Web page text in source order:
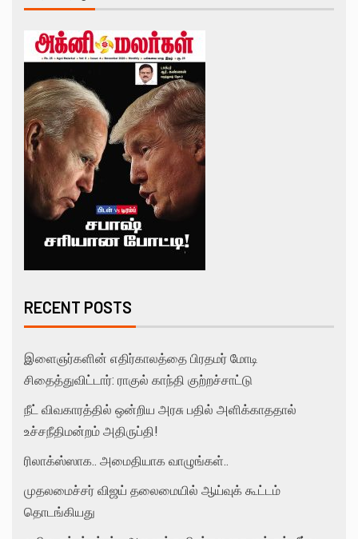
RECENT POSTS
இளைஞர்களின் எதிர்காலத்தை பிரதமர் மோடி
சிதைத்துவிட்டார்: ராகுல் காந்தி குற்றச்சாட்டு
நீட் விவகாரத்தில் ஒன்றிய அரசு பதில் அளிக்காததால்
உச்சநீதிமன்றம் அதிருப்தி!
ரிலாக்ஸ்ஸாக.. அமைதியாக வாழுங்கள்..
முதலமைச்சர் விஜய் தலைமையில் ஆய்வுக் கூட்டம்
தொடங்கியது